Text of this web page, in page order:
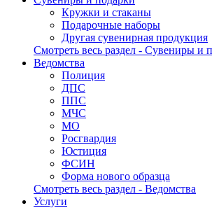
Кружки и стаканы
Подарочные наборы
Другая сувенирная продукция
Смотреть весь раздел - Сувениры и
Ведомства
Полиция
ДПС
ППС
МЧС
МО
Росгвардия
Юстиция
ФСИН
Форма нового образца
Смотреть весь раздел - Ведомства
Услуги